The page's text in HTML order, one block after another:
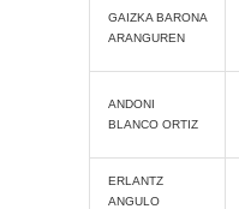
GAIZKA BARONA
ARANGUREN
ANDONI
BLANCO ORTIZ
ERLANTZ
ANGULO